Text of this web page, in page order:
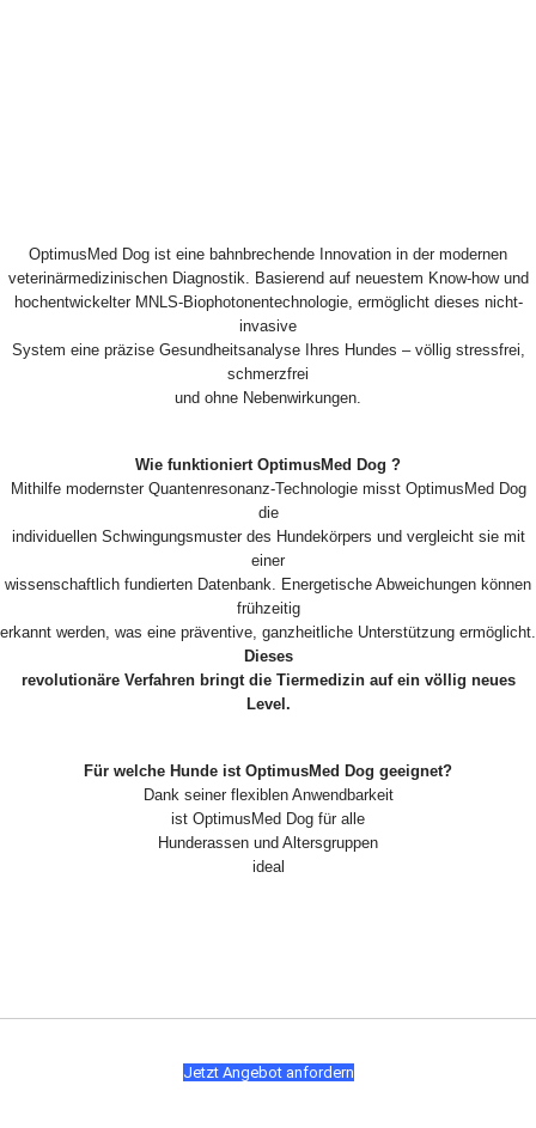
OptimusMed Dog ist eine bahnbrechende Innovation in der modernen
veterinärmedizinischen Diagnostik. Basierend auf neuestem Know-how und
hochentwickelter MNLS-Biophotonentechnologie, ermöglicht dieses nicht-
invasive
System eine präzise Gesundheitsanalyse Ihres Hundes – völlig stressfrei,
schmerzfrei
und ohne Nebenwirkungen.
Wie funktioniert OptimusMed Dog ?
Mithilfe modernster Quantenresonanz-Technologie misst OptimusMed Dog
die
individuellen Schwingungsmuster des Hundekörpers und vergleicht sie mit
einer
wissenschaftlich fundierten Datenbank. Energetische Abweichungen können
frühzeitig
erkannt werden, was eine präventive, ganzheitliche Unterstützung ermöglicht.
Dieses
revolutionäre Verfahren bringt die Tiermedizin auf ein völlig neues
Level.
Für welche Hunde ist OptimusMed Dog geeignet?
Dank seiner flexiblen Anwendbarkeit
ist OptimusMed Dog für alle
Hunderassen und Altersgruppen
ideal
Jetzt Angebot anfordern